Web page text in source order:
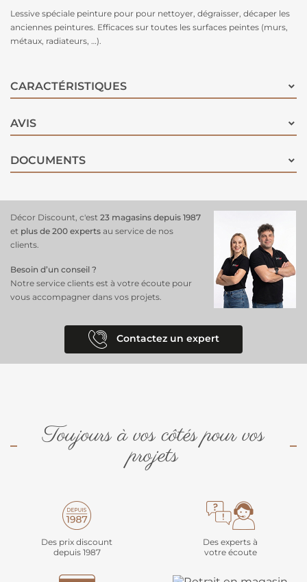
Lessive spéciale peinture pour pour nettoyer, dégraisser, décaper les
anciennes peintures. Efficaces sur toutes les surfaces peintes (murs,
métaux, radiateurs, …).
CARACTÉRISTIQUES
AVIS
DOCUMENTS
Décor Discount, c'est 23 magasins depuis 1987
et plus de 200 experts au service de nos
clients.
Besoin d’un conseil ?
Notre service clients est à votre écoute pour
vous accompagner dans vos projets.
Contactez un expert
Toujours à vos côtés pour vos
projets
Des prix discount
depuis 1987
Des experts à
votre écoute